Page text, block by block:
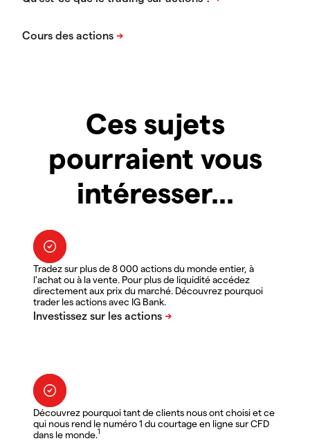
Ces sujets
pourraient vous
intéresser...
Tradez sur plus de 8 000 actions du monde entier, à
l'achat ou à la vente. Pour plus de liquidité accédez
directement aux prix du marché. Découvrez pourquoi
trader les actions avec IG Bank.
Découvrez pourquoi tant de clients nous ont choisi et ce
qui nous rend le numéro 1 du courtage en ligne sur CFD
dans le monde.1